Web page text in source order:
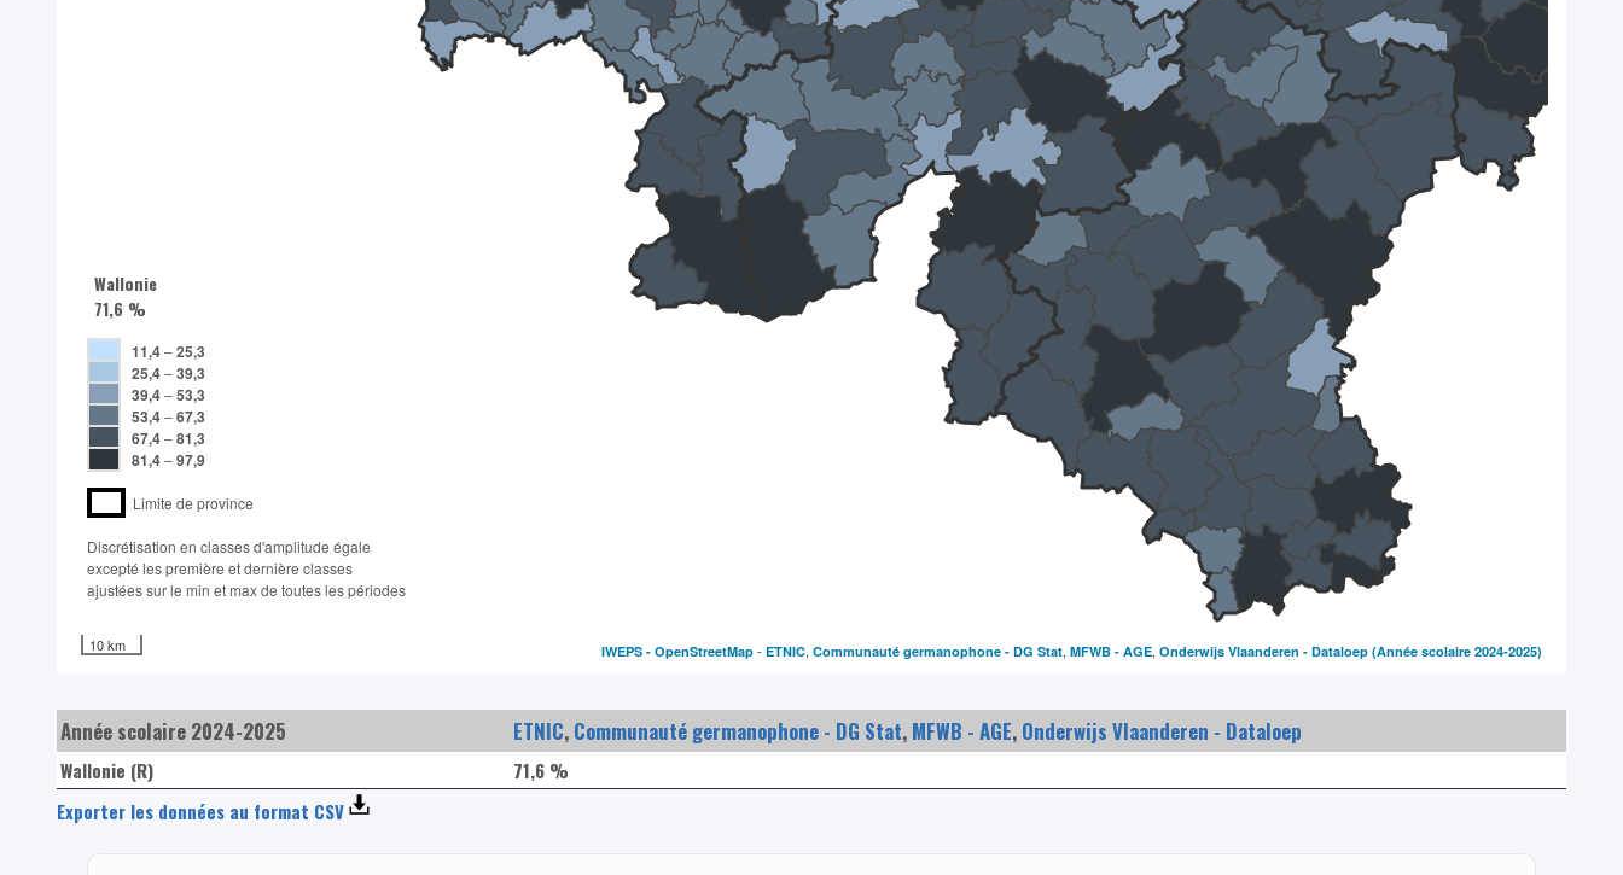
Wallonie
71,6 %
11,4–25,3
25,4–39,3
39,4–53,3
53,4–67,3
67,4–81,3
81,4–97,9
Limite de province
Discrétisation en classes d'amplitude égale​
excepté les première et dernière classes
ajustées sur le min et max de toutes les périodes
10 km IWEPS -OpenStreetMap -ETNIC,Communauté germanophone - DG Stat,MFWB - AGE,Onderwijs Vlaanderen - Dataloep (Année scolaire 2024-2025)
Année scolaire 2024-2025 ETNIC, Communauté germanophone - DG Stat, MFWB - AGE, Onderwijs Vlaanderen - Dataloep
Wallonie (R)
71,6 %
Exporter les données au format CSV